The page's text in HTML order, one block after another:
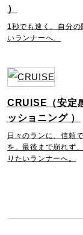
）
1秒でも速く。自分の
いランナーへ。
CRUISE（安定
ッショニング ）
日々のランに、信頼
を。最後まで崩れず
りたいランナーへ。